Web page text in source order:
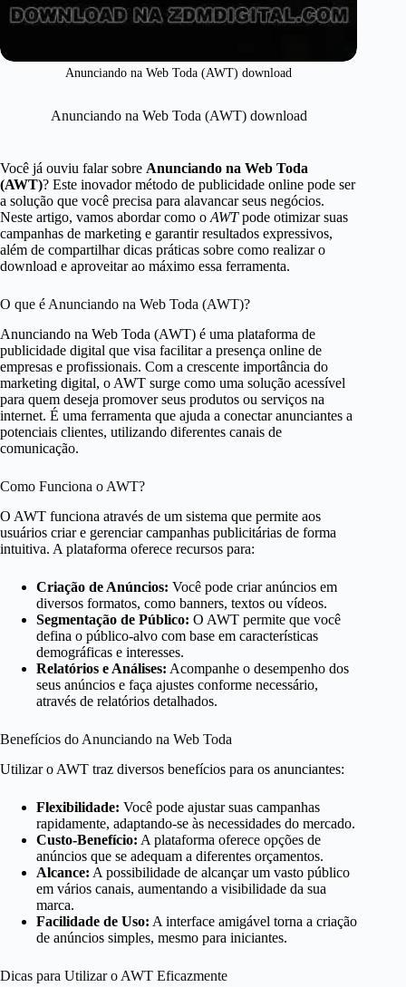
Anunciando na Web Toda (AWT) download
Anunciando na Web Toda (AWT) download
Você já ouviu falar sobre Anunciando na Web Toda
(AWT)? Este inovador método de publicidade online pode ser
a solução que você precisa para alavancar seus negócios.
Neste artigo, vamos abordar como o AWTpode otimizar suas
campanhas de marketing e garantir resultados expressivos,
além de compartilhar dicas práticas sobre como realizar o
download e aproveitar ao máximo essa ferramenta.
O que é Anunciando na Web Toda (AWT)?
Anunciando na Web Toda (AWT) é uma plataforma de
publicidade digital que visa facilitar a presença online de
empresas e profissionais. Com a crescente importância do
marketing digital, o AWT surge como uma solução acessível
para quem deseja promover seus produtos ou serviços na
internet. É uma ferramenta que ajuda a conectar anunciantes a
potenciais clientes, utilizando diferentes canais de
comunicação.
Como Funciona o AWT?
O AWT funciona através de um sistema que permite aos
usuários criar e gerenciar campanhas publicitárias de forma
intuitiva. A plataforma oferece recursos para:
Criação de Anúncios: Você pode criar anúncios em
diversos formatos, como banners, textos ou vídeos.
Segmentação de Público: O AWT permite que você
defina o público-alvo com base em características
demográficas e interesses.
Relatórios e Análises: Acompanhe o desempenho dos
seus anúncios e faça ajustes conforme necessário,
através de relatórios detalhados.
Benefícios do Anunciando na Web Toda
Utilizar o AWT traz diversos benefícios para os anunciantes:
Flexibilidade: Você pode ajustar suas campanhas
rapidamente, adaptando-se às necessidades do mercado.
Custo-Benefício: A plataforma oferece opções de
anúncios que se adequam a diferentes orçamentos.
Alcance: A possibilidade de alcançar um vasto público
em vários canais, aumentando a visibilidade da sua
marca.
Facilidade de Uso: A interface amigável torna a criação
de anúncios simples, mesmo para iniciantes.
Dicas para Utilizar o AWT Eficazmente